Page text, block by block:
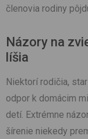
členovia rodiny
Názory na
líšia
Niektorí rodičia,
odpor k domácim
detí. Extrémne
šírenie niekedy